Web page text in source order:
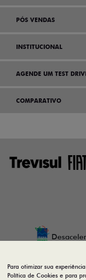
PÓS VENDAS
INSTITUCIONAL
AGENDE UM TEST
COMPARATIVO
Para otimizar sua
Política de Cookies e para